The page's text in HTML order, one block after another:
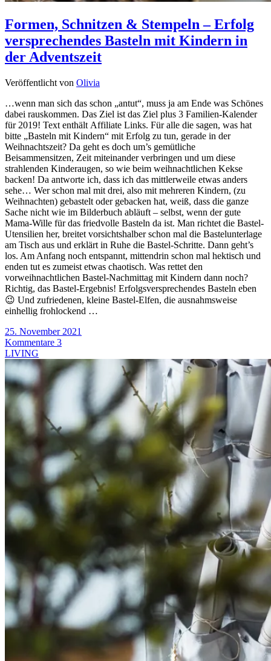
Formen, Schnitzen & Stempeln – Erfolg
versprechendes Basteln mit Kindern in
der Adventszeit
Veröffentlicht von Olivia
…wenn man sich das schon „antut“, muss ja am Ende was Schönes
dabei rauskommen. Das Ziel ist das Ziel plus 3 Familien-Kalender
für 2019! Text enthält Affiliate Links. Für alle die sagen, was hat
bitte „Basteln mit Kindern“ mit Erfolg zu tun, gerade in der
Weihnachtszeit? Da geht es doch um’s gemütliche
Beisammensitzen, Zeit miteinander verbringen und um diese
strahlenden Kinderaugen, so wie beim weihnachtlichen Kekse
backen! Da antworte ich, dass ich das mittlerweile etwas anders
sehe… Wer schon mal mit drei, also mit mehreren Kindern, (zu
Weihnachten) gebastelt oder gebacken hat, weiß, dass die ganze
Sache nicht wie im Bilderbuch abläuft – selbst, wenn der gute
Mama-Wille für das friedvolle Basteln da ist. Man richtet die Bastel-
Utensilien her, breitet vorsichtshalber schon mal die Bastelunterlage
am Tisch aus und erklärt in Ruhe die Bastel-Schritte. Dann geht’s
los. Am Anfang noch entspannt, mittendrin schon mal hektisch und
enden tut es zumeist etwas chaotisch. Was rettet den
vorweihnachtlichen Bastel-Nachmittag mit Kindern dann noch?
Richtig, das Bastel-Ergebnis! Erfolgsversprechendes Basteln eben
😉 Und zufriedenen, kleine Bastel-Elfen, die ausnahmsweise
einhellig frohlockend …
25. November 2021
Kommentare 3
LIVING